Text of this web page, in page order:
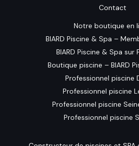
Contact
Notre boutique en
BIARD Piscine & Spa –
BIARD Piscine & Spa sur
Boutique piscine – BIARD
Professionnel piscine
Professionnel piscine
Professionnel piscine
Professionnel piscine